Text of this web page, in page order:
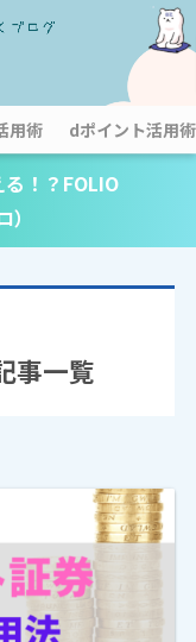
用術 dポイント活用術
る！？FOLIO
事一覧